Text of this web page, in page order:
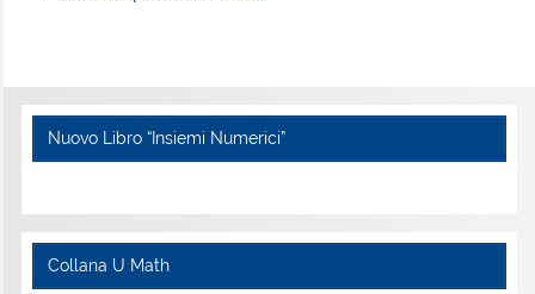
Nuovo Libro “Insiemi Numerici”
Collana U Math